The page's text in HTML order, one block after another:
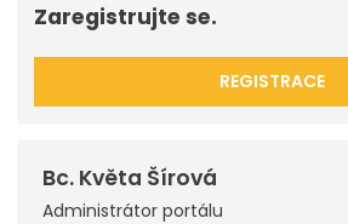
Zaregistrujte se.
REGISTRACE
Bc. Květa Šírová
Administrátor portálu